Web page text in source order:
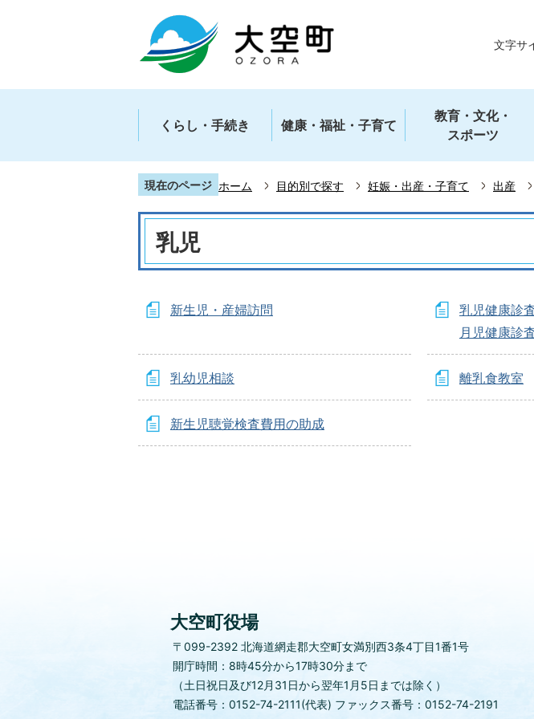
文字サ
くらし・手続き 健康・福祉・子育て
教育・文化・
スポーツ
現在のページ ホーム 目的別で探す 妊娠・出産・子育て 出産
乳児
新生児・産婦訪問
乳児健康診
月児健康診査
乳幼児相談 離乳食教室
新生児聴覚検査費用の助成
大空町役場
〒099-2392 北海道網走郡大空町女満別西3条4丁目1番1号
開庁時間：8時45分から17時30分まで
（土日祝日及び12月31日から翌年1月5日までは除く）
電話番号：0152-74-2111(代表) ファックス番号：0152-74-2191